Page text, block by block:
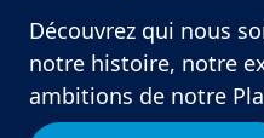
Découvrez qui nous
notre histoire, notre
ambitions de notre